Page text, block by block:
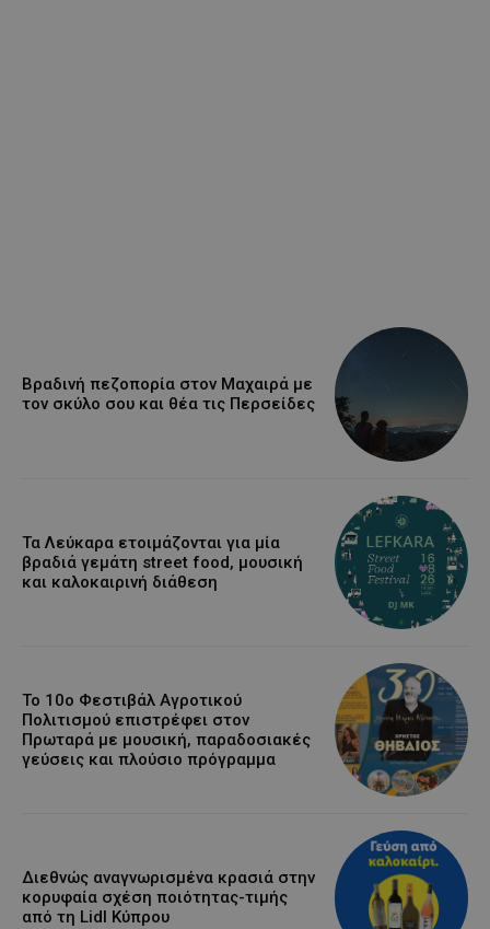
Βραδινή πεζοπορία στον Μαχαιρά με
τον σκύλο σου και θέα τις Περσείδες
Τα Λεύκαρα ετοιμάζονται για μία
βραδιά γεμάτη street food, μουσική
και καλοκαιρινή διάθεση
Το 10ο Φεστιβάλ Αγροτικού
Πολιτισμού επιστρέφει στον
Πρωταρά με μουσική, παραδοσιακές
γεύσεις και πλούσιο πρόγραμμα
Διεθνώς αναγνωρισμένα κρασιά στην
κορυφαία σχέση ποιότητας-τιμής
από τη Lidl Κύπρου